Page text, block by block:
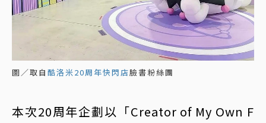
圖／取自 酷洛米20周年快閃店臉書粉絲團
本次20周年企劃以「Creator of My Own F